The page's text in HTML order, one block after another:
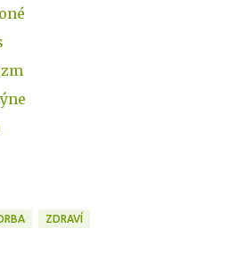
ZDRAVÍ